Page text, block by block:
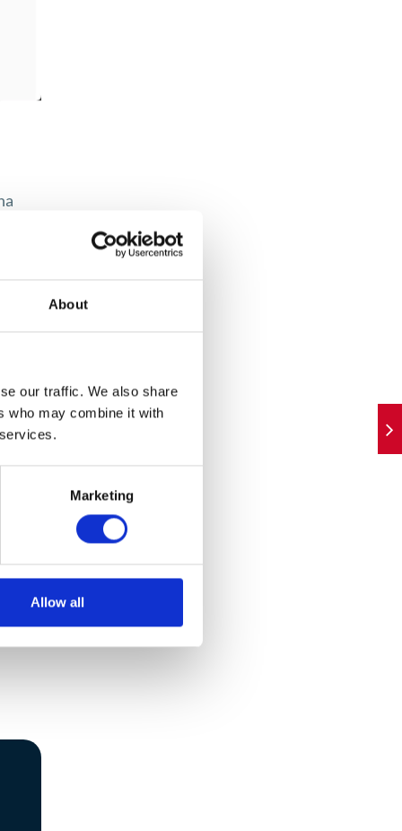
About
our traffic. We also share
who may combine it with
Marketing
Allow all